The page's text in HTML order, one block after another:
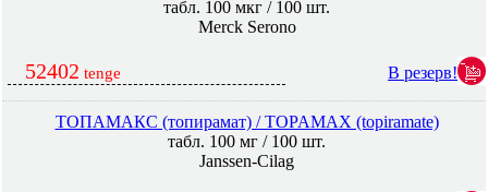
табл. 100 мкг / 100 шт.
Merck Serono
52402 tenge В резерв!
ТОПАМАКС (топирамат) / TOPAMAX (topiramate)
табл. 100 мг / 100 шт.
Janssen-Cilag